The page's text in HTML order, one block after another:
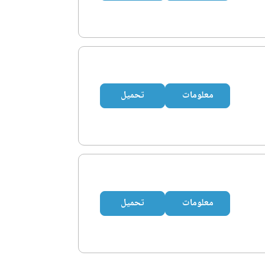
معلومات تحميل
معلومات تحميل